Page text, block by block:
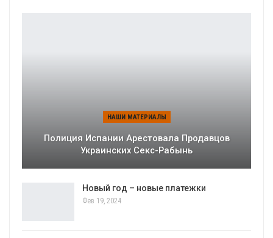
НАШИ МАТЕРИАЛЫ
Полиция Испании Арестовала Продавцов
Украинских Секс-Рабынь
Новый год – новые платежки
Фев 19, 2024